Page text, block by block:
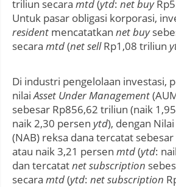
triliun secara mtd(ytd: net buy
Untuk pasar obligasi korporasi,
resident mencatatkan net buy
secara mtd(net sellRp1,08 triliun
Di industri pengelolaan investasi,
nilaiAsset Under Management
sebesar Rp856,62 triliun (naik
naik 2,30 persen ytd), dengan
(NAB) reksa dana tercatat
atau naik 3,21 persen mtd(ytd:
dan tercatatnet subscription
secara mtd(ytd: net subscription